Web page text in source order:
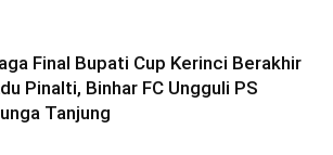
Final Bupati Cup Kerinci Berakhir
Pinalti, Binhar FC Ungguli PS
Tanjung